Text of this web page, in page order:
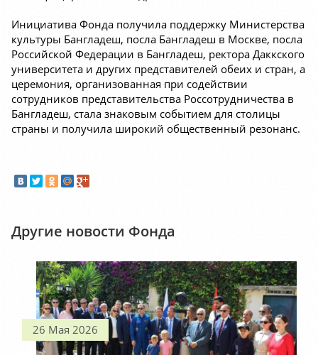
Инициатива Фонда получила поддержку Министерства
культуры Бангладеш, посла Бангладеш в Москве, посла
Российской Федерации в Бангладеш, ректора Даккского
университета и других представителей обеих и стран, а
церемония, организованная при содействии
сотрудников представительства Россотрудничества в
Бангладеш, стала знаковым событием для столицы
страны и получила широкий общественный резонанс.
Другие новости Фонда
26 Мая 2026